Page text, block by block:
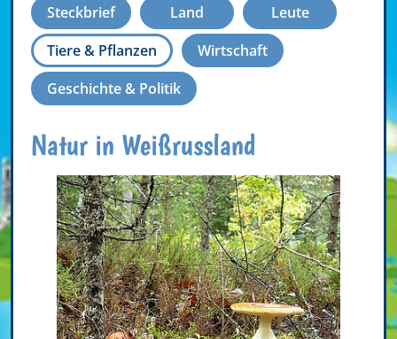
Steckbrief Land
Leute
Tiere & Pflanzen
Wirtschaft
Geschichte & Politik
Natur in Weißrussland